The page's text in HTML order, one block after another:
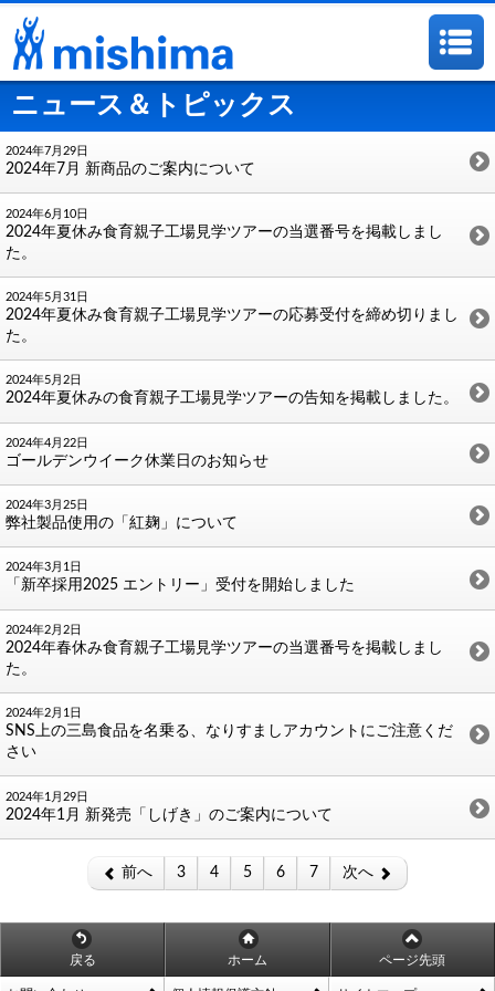
ニュース＆トピックス
2024年7月29日
2024年7月 新商品のご案内について
2024年6月10日
2024年夏休み食育親子工場見学ツアーの当選番号を掲載しまし
た。
2024年5月31日
2024年夏休み食育親子工場見学ツアーの応募受付を締め切りまし
た。
2024年5月2日
2024年夏休みの食育親子工場見学ツアーの告知を掲載しました。
2024年4月22日
ゴールデンウイーク休業日のお知らせ
2024年3月25日
弊社製品使用の「紅麹」について
2024年3月1日
「新卒採用2025 エントリー」受付を開始しました
2024年2月2日
2024年春休み食育親子工場見学ツアーの当選番号を掲載しまし
た。
2024年2月1日
SNS上の三島食品を名乗る、なりすましアカウントにご注意くだ
さい
2024年1月29日
2024年1月 新発売「しげき」のご案内について
前へ 3 4 5 6 7 次へ
戻る ホーム ページ先頭